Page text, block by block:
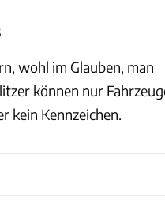
wohl im Glauben, man
können nur
Kennzeichen.